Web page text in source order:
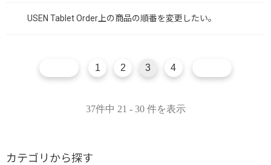
USEN Tablet Order上の商品の順番を変更したい。
37件中 21 - 30 件を表示
1 2 3 4
カテゴリから探す